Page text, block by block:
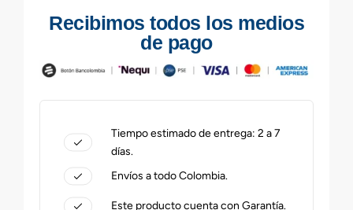
Recibimos todos los medios
de pago
Tiempo estimado de entrega: 2 a 7
días.
Envíos a todo Colombia.
Este producto cuenta con Garantía.